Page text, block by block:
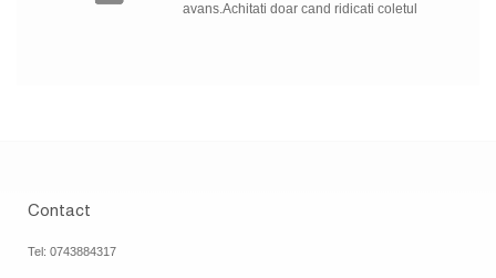
avans.Achitati doar cand ridicati coletul
Contact
Tel: 0743884317